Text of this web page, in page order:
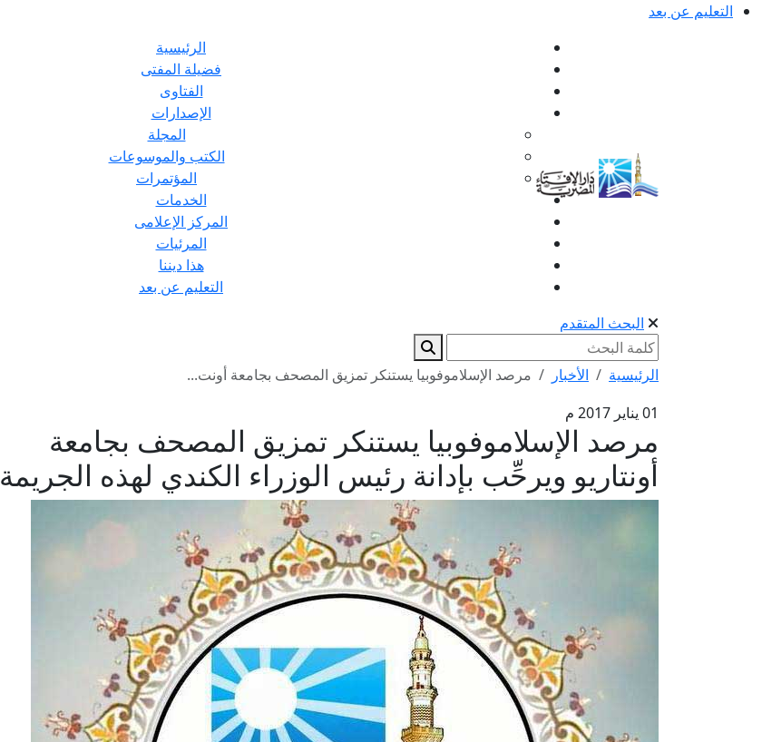
التعليم عن بعد
الرئيسية
فضيلة المفتى
الفتاوى
الإصدارات
المجلة
الكتب والموسوعات
المؤتمرات
الخدمات
المركز الإعلامى
المرئيات
هذا ديننا
التعليم عن بعد
البحث المتقدم
الرئيسية الأخبار
مرصد الإسلاموفوبيا يستنكر تمزيق المصحف بجامعة أونت...
01 يناير 2017 م
مرصد الإسلاموفوبيا يستنكر تمزيق المصحف بجامعة
أونتاريو ويرحِّب بإدانة رئيس الوزراء الكندي لهذه الجريمة